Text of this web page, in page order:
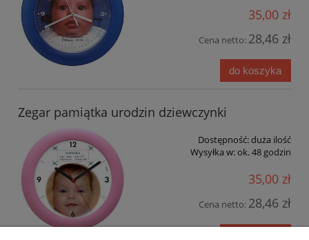
35,00 zł
Cena netto: 28,46 zł
do koszyka
Zegar pamiątka urodzin dziewczynki
Dostępność:duża ilość
Wysyłka w:ok. 48 godzin
35,00 zł
Cena netto: 28,46 zł